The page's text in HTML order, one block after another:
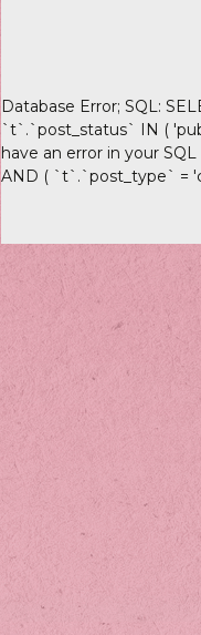
Database Error; SQL:
`t`.`post_status` IN (
have an error in your
AND ( `t`.`post_type` =